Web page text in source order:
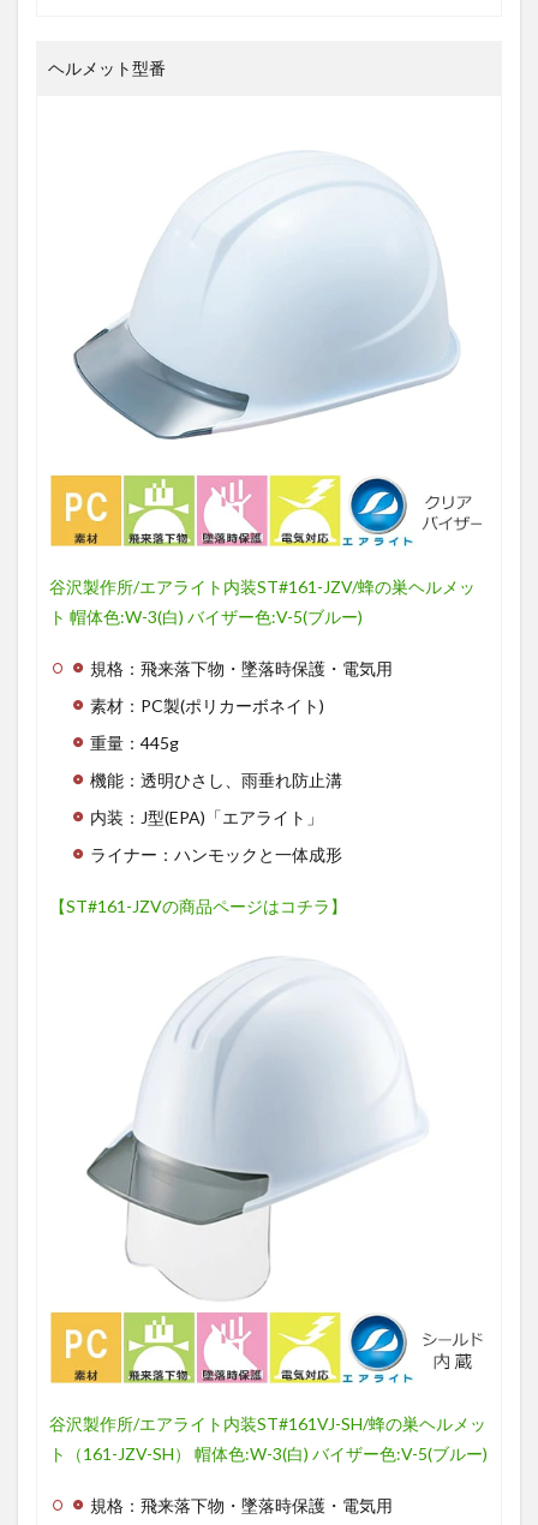
ヘルメット型番
谷沢製作所/エアライト内装ST#161-JZV/蜂の巣ヘルメッ
ト 帽体色:W-3(白) バイザー色:V-5(ブルー)
規格：飛来落下物・墜落時保護・電気用
素材：PC製(ポリカーボネイト)
重量：445g
機能：透明ひさし、雨垂れ防止溝
内装：J型(EPA)「エアライト」
ライナー：ハンモックと一体成形
【ST#161-JZVの商品ページはコチラ】
谷沢製作所/エアライト内装ST#161VJ-SH/蜂の巣ヘルメッ
ト（161-JZV-SH） 帽体色:W-3(白) バイザー色:V-5(ブルー)
規格：飛来落下物・墜落時保護・電気用